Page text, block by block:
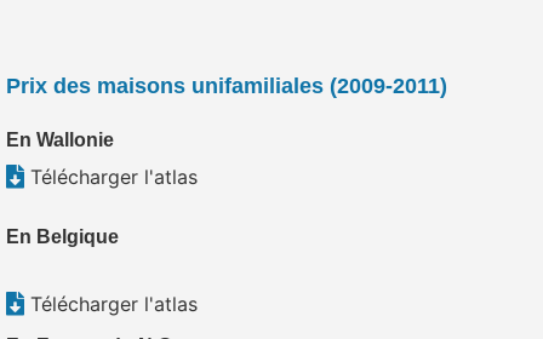
Prix des maisons unifamiliales (2009-2011)
En Wallonie
Télécharger l'atlas
En Belgique
Télécharger l'atlas